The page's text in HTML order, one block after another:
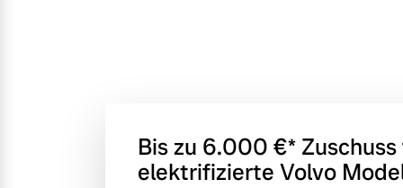
Bis zu 6.000 €⁠* Zuschuss
elektrifizierte Volvo